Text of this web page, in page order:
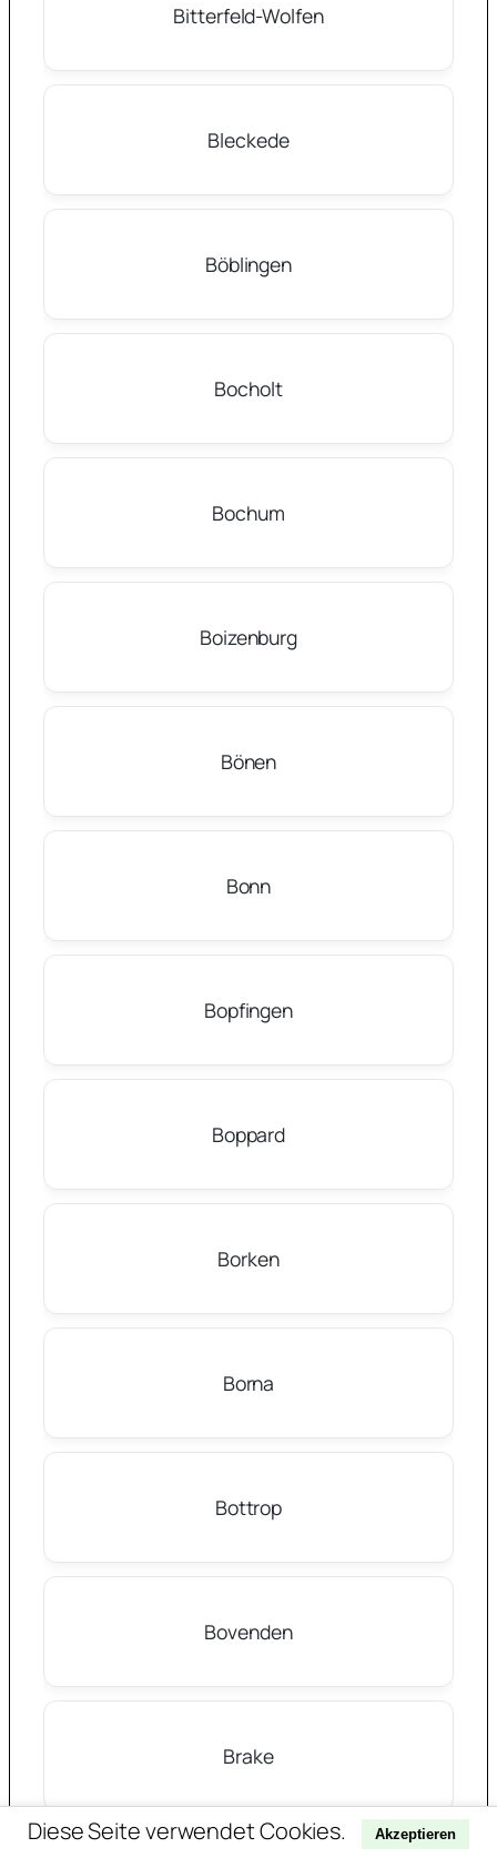
Bitterfeld-Wolfen
Bleckede
Böblingen
Bocholt
Bochum
Boizenburg
Bönen
Bonn
Bopfingen
Boppard
Borken
Borna
Bottrop
Bovenden
Brake
Diese Seite verwendet Cookies. Akzeptieren